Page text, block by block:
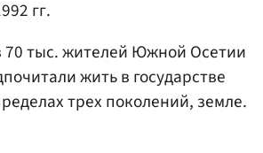
гг.
70 тыс. жителей Южной Осетии
жить в государстве
трех поколений, земле.